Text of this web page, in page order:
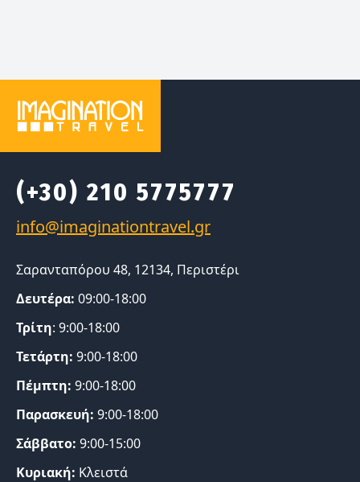
(+30) 210 5775777
Σαρανταπόρου 48, 12134, Περιστέρι
Δευτέρα: 09:00-18:00
Τρίτη: 9:00-18:00
Τετάρτη: 9:00-18:00
Πέμπτη: 9:00-18:00
Παρασκευή: 9:00-18:00
Σάββατο: 9:00-15:00
Κυριακή: Κλειστά